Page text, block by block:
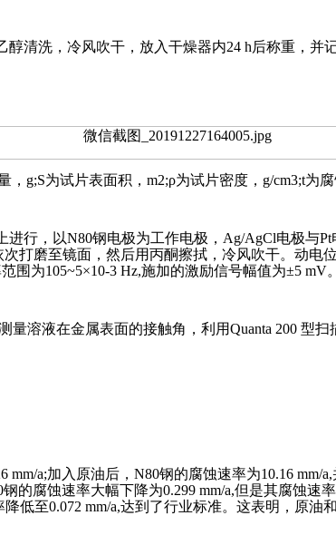
清洗，冷风吹干，放入干燥器内24 h后称重，并
g;S为试片表面积，m2;ρ为试片密度，g/cm3;t为腐
进行，以N80钢电极为工作电极，Ag/AgCl电极与
打磨至镜面，然后用丙酮擦拭，冷风吹干。动电
围为105~5×10-3 Hz,施加的激励信号幅值为±5 mV。
量溶液在金属表面的接触角，利用Quanta 200 型
a;加入原油后，N80钢的腐蚀速率为10.16
的腐蚀速率大幅下降为0.299 mm/a,但是其腐蚀速
低至0.072 mm/a,达到了行业标准。这表明，原